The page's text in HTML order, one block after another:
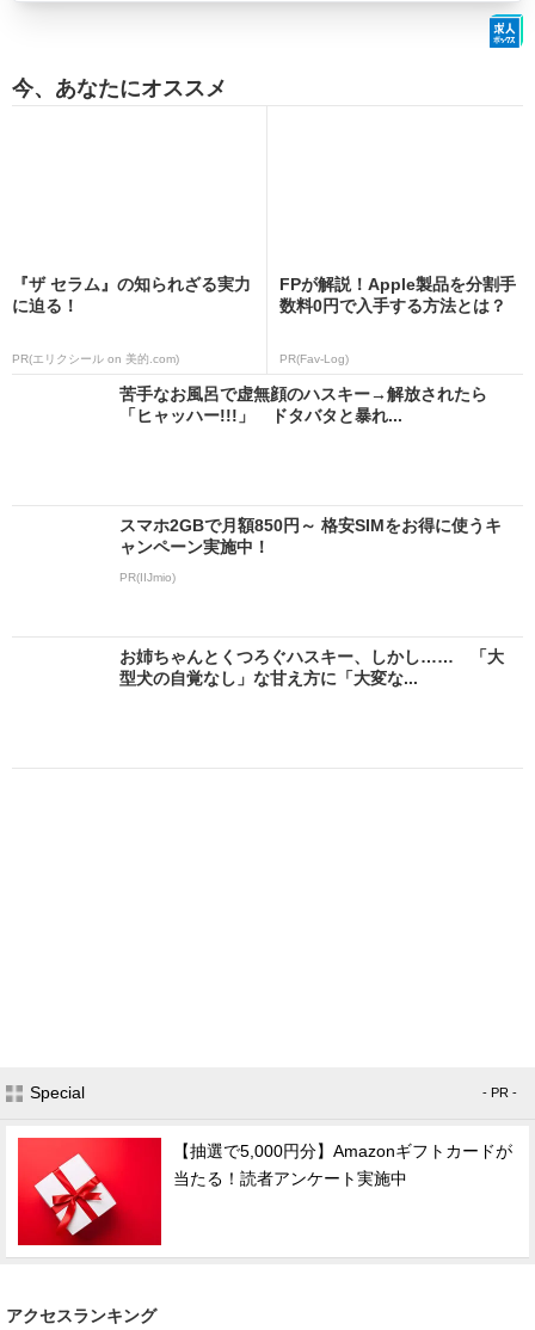
今、あなたにオススメ
『ザ セラム』の知られざる実力
に迫る！
PR(エリクシール on 美的.com)
FPが解説！Apple製品を分割手
数料0円で入手する方法とは？
PR(Fav-Log)
苦手なお風呂で虚無顔のハスキー→解放されたら
「ヒャッハー!!!」 ドタバタと暴れ...
スマホ2GBで月額850円～ 格安SIMをお得に使うキ
ャンペーン実施中！
PR(IIJmio)
お姉ちゃんとくつろぐハスキー、しかし…… 「大
型犬の自覚なし」な甘え方に「大変な...
Special - PR -
【抽選で5,000円分】Amazonギフトカードが
当たる！読者アンケート実施中
アクセスランキング